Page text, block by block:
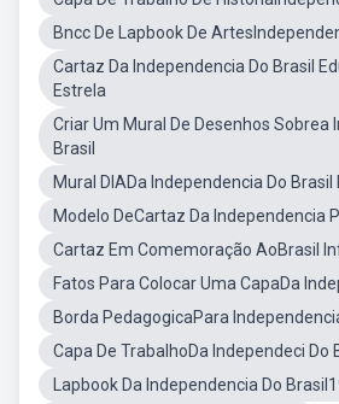
Bncc De Lapbook De
Cartaz Da Independencia Do Brasil
Estrela
Criar Um Mural De Desenhos Sobrea
Brasil
Mural DIADa Independencia Do Brasil
Modelo DeCartaz Da Independencia
Cartaz Em Comemoração AoBrasil
Fatos Para Colocar Uma CapaDa
Borda PedagogicaPara
Capa De TrabalhoDa Independeci Do
Lapbook Da Independencia Do